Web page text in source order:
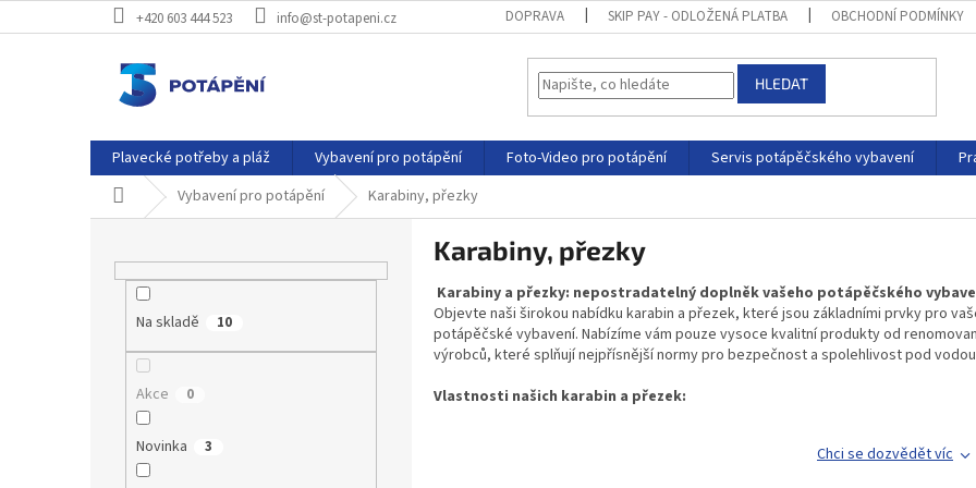
na
+420 603 444 523 info@st-potapeni.cz DOPRAVA SKIP PAY - ODLOŽENÁ PLATBA OBCHODNÍ PODMÍNKY
HLEDAT
Plavecké potřeby a pláž Vybavení pro potápění Foto-Video pro potápění Servis potápěčského vybavení
Domů Vybavení pro potápění Karabiny, přezky
Na skladě 10
Akce 0
Novinka 3
Karabiny, přezky
Karabiny a přezky: nepostradatelný doplněk vašeho potápěčského
Objevte naši širokou nabídku karabin a přezek, které jsou základními prvky pro
potápěčské vybavení. Nabízíme vám pouze vysoce kvalitní produkty od
výrobců, které splňují nejpřísnější normy pro bezpečnost a spolehlivost pod
Vlastnosti našich karabin a přezek:
Chci se dozvědět víc